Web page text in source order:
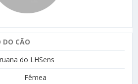
DO CÃO
do LHSens
Fêmea